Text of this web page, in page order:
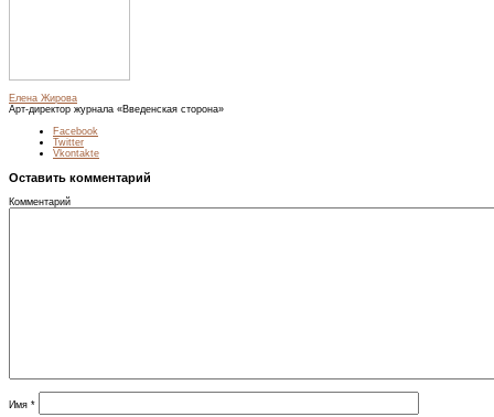
Елена Жирова
Арт-директор журнала «Введенская сторона»
Facebook
Twitter
Vkontakte
Оставить комментарий
Комментарий
Имя *